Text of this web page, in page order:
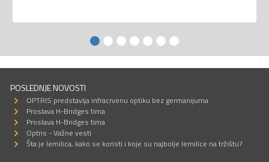
POSLEDNJE NOVOSTI
OPTRIS predstavlja infracrvenu optiku bez germanijuma
Proslava H-Bridges tima
Proslava H-Bridges tima
Optris - Važne vesti
Šta je lemilica, kako se koristi i koje su najbolje lemilice na tržištu?